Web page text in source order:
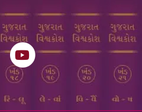
FacebookYoutube